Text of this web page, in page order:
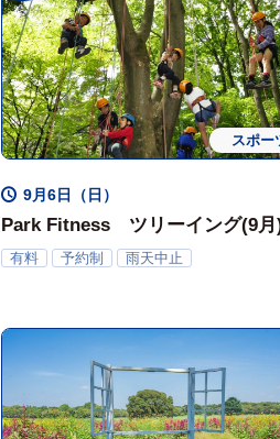
スポー
9月6日（日）
Park Fitness ツリーイング(9月
有料 予約制 雨天中止